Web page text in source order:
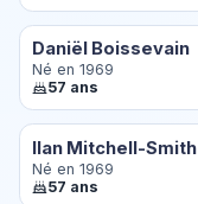
Daniël Boissevain
Né en 1969
57 ans
Ilan Mitchell-Smith
Né en 1969
57 ans